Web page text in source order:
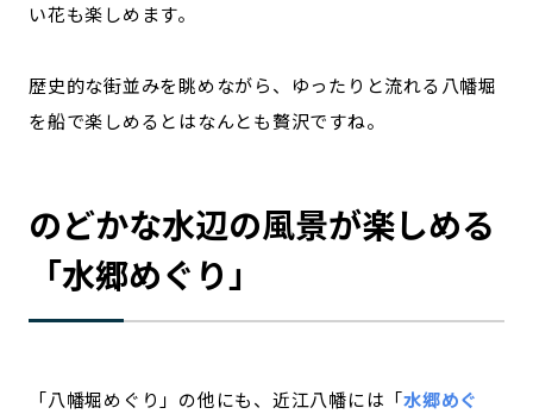
い花も楽しめます。
歴史的な街並みを眺めながら、ゆったりと流れる八幡堀
を船で楽しめるとはなんとも贅沢ですね。
のどかな水辺の風景が楽しめる
「水郷めぐり」
「八幡堀めぐり」の他にも、近江八幡には「水郷めぐ